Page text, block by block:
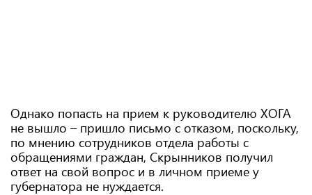
Однако попасть на прием к руководителю ХОГА
не вышло – пришло письмо с отказом, поскольку,
по мнению сотрудников отдела работы с
обращениями граждан, Скрынников получил
ответ на свой вопрос и в личном приеме у
губернатора не нуждается.